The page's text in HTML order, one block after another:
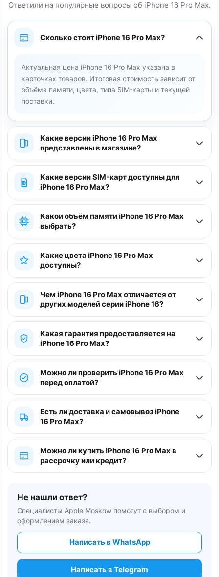
Ответили на популярные вопросы об iPhone 16 Pro Max.
Сколько стоит iPhone 16 Pro Max?
Актуальная цена iPhone 16 Pro Max указана в
карточках товаров. Итоговая стоимость зависит от
объёма памяти, цвета, типа SIM-карты и текущей
поставки.
Какие версии iPhone 16 Pro Max
представлены в магазине?
Какие версии SIM-карт доступны для
iPhone 16 Pro Max?
Какой объём памяти iPhone 16 Pro Max
выбрать?
Какие цвета iPhone 16 Pro Max
доступны?
Чем iPhone 16 Pro Max отличается от
других моделей серии iPhone 16?
Какая гарантия предоставляется на
iPhone 16 Pro Max?
Можно ли проверить iPhone 16 Pro Max
перед оплатой?
Есть ли доставка и самовывоз iPhone
16 Pro Max?
Можно ли купить iPhone 16 Pro Max в
рассрочку или кредит?
Не нашли ответ?
Специалисты Apple Moskow помогут с выбором и
оформлением заказа.
Написать в WhatsApp
Написать в Telegram